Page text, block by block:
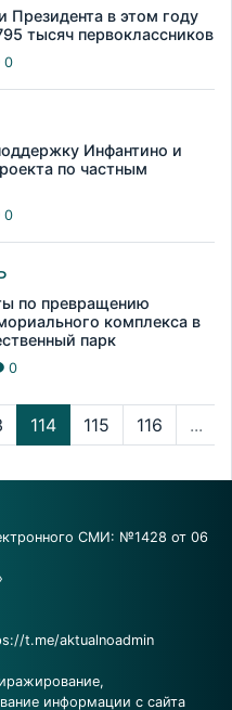
в этом году
тысяч первоклассников
0
Инфантино и
по частным
0
по превращению
комплекса в
парк
0
114 115 116 ...
СМИ: №1428 от 06
t.me/aktualnoadmin
информации с сайта